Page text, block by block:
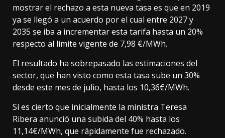
mostrar el rechazo a esta nueva tasa es que en 2019
ya se llegó a un acuerdo por el cual entre 2027 y
2035 se iba a incrementar esta tarifa hasta un 20%
respecto al límite vigente de 7,98 €/MWh.
El resultado ha sobrepasado las estimaciones del
sector, que han visto como esta tasa sube un 30%
desde este mes de julio, hasta los 10,36€/MWh.
Sí es cierto que inicialmente la ministra Teresa
Ribera anunció una subida del 40% hasta los
11,14€/MWh, que rápidamente fue rechazado.